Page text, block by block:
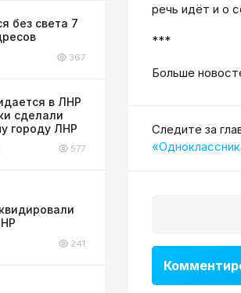
без света 7
367
в ЛНР
сделали
городу ЛНР
577
241
речь идёт и о
***
Больше
Cледите за